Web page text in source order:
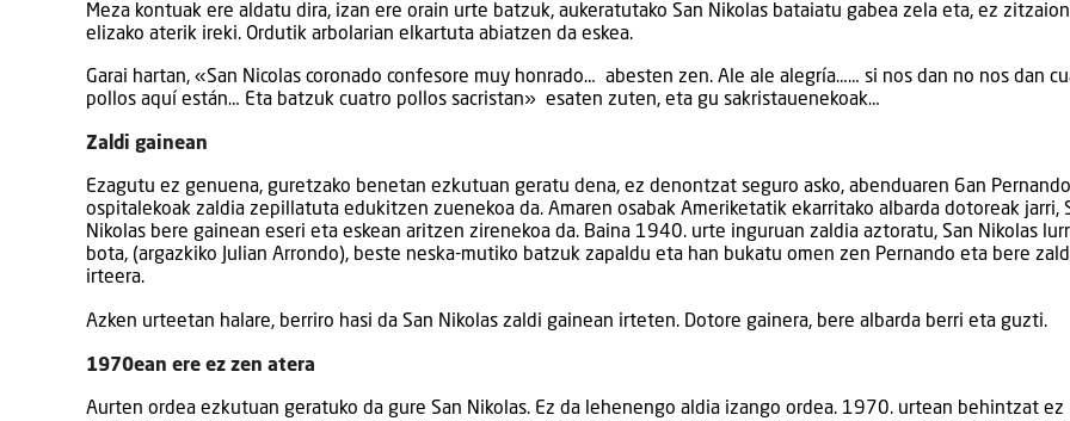
Meza kontuak ere aldatu dira, izan ere orain urte batzuk, aukeratutako San Nikolas bataiatu gabea zela eta, ez zitzaion
elizako aterik ireki. Ordutik arbolarian elkartuta abiatzen da eskea.
Garai hartan, «San Nicolas coronado confesore muy honrado… abesten zen. Ale ale alegría…… si nos dan no nos dan
pollos aquí están… Eta batzuk cuatro pollos sacristan» esaten zuten, eta gu sakristauenekoak…
Zaldi gainean
Ezagutu ez genuena, guretzako benetan ezkutuan geratu dena, ez denontzat seguro asko, abenduaren 6an Pernando
ospitalekoak zaldia zepillatuta edukitzen zuenekoa da. Amaren osabak Ameriketatik ekarritako albarda dotoreak jarri,
Nikolas bere gainean eseri eta eskean aritzen zirenekoa da. Baina 1940. urte inguruan zaldia aztoratu, San Nikolas
bota, (argazkiko Julian Arrondo), beste neska-mutiko batzuk zapaldu eta han bukatu omen zen Pernando eta bere
irteera.
Azken urteetan halare, berriro hasi da San Nikolas zaldi gainean irteten. Dotore gainera, bere albarda berri eta guzti.
1970ean ere ez zen atera
Aurten ordea ezkutuan geratuko da gure San Nikolas. Ez da lehenengo aldia izango ordea. 1970. urtean behintzat ez